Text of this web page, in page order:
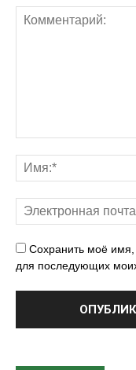
е
к
о
г
Сохранить моё имя,
для последующих